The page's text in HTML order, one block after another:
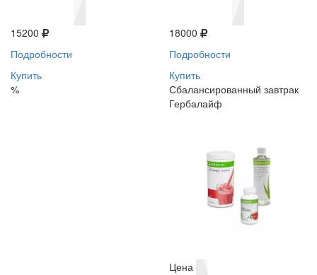
15200
Подробности
Купить
%
18000
Подробности
Купить
Сбалансированный завтрак
Гербалайф
Цена